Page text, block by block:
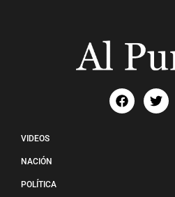
VIDEOS
NACIÓN
POLÍTICA